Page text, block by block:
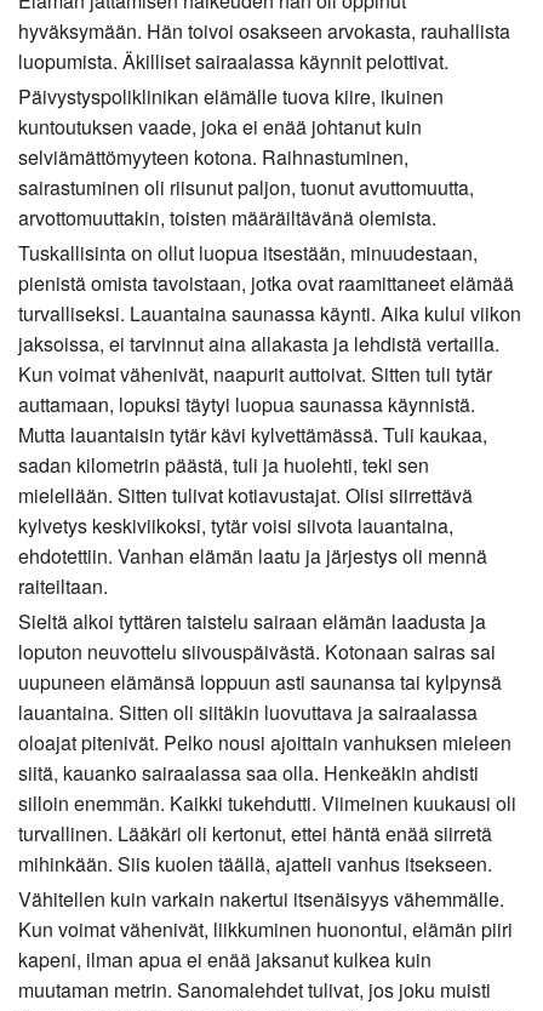
hyväksymään. Hän toivoi osakseen arvokasta, rauhallista
luopumista. Äkilliset sairaalassa käynnit pelottivat.
Päivystyspoliklinikan elämälle tuova kiire, ikuinen
kuntoutuksen vaade, joka ei enää johtanut kuin
selviämättömyyteen kotona. Raihnastuminen,
sairastuminen oli riisunut paljon, tuonut avuttomuutta,
arvottomuuttakin, toisten määräiltävänä olemista.
Tuskallisinta on ollut luopua itsestään, minuudestaan,
pienistä omista tavoistaan, jotka ovat raamittaneet elämää
turvalliseksi. Lauantaina saunassa käynti. Aika kului viikon
jaksoissa, ei tarvinnut aina allakasta ja lehdistä vertailla.
Kun voimat vähenivät, naapurit auttoivat. Sitten tuli tytär
auttamaan, lopuksi täytyi luopua saunassa käynnistä.
Mutta lauantaisin tytär kävi kylvettämässä. Tuli kaukaa,
sadan kilometrin päästä, tuli ja huolehti, teki sen
mielellään. Sitten tulivat kotiavustajat. Olisi siirrettävä
kylvetys keskiviikoksi, tytär voisi siivota lauantaina,
ehdotettiin. Vanhan elämän laatu ja järjestys oli mennä
raiteiltaan.
Sieltä alkoi tyttären taistelu sairaan elämän laadusta ja
loputon neuvottelu siivouspäivästä. Kotonaan sairas sai
uupuneen elämänsä loppuun asti saunansa tai kylpynsä
lauantaina. Sitten oli siitäkin luovuttava ja sairaalassa
oloajat pitenivät. Pelko nousi ajoittain vanhuksen mieleen
siitä, kauanko sairaalassa saa olla. Henkeäkin ahdisti
silloin enemmän. Kaikki tukehdutti. Viimeinen kuukausi oli
turvallinen. Lääkäri oli kertonut, ettei häntä enää siirretä
mihinkään. Siis kuolen täällä, ajatteli vanhus itsekseen.
Vähitellen kuin varkain nakertui itsenäisyys vähemmälle.
Kun voimat vähenivät, liikkuminen huonontui, elämän piiri
kapeni, ilman apua ei enää jaksanut kulkea kuin
muutaman metrin. Sanomalehdet tulivat, jos joku muisti